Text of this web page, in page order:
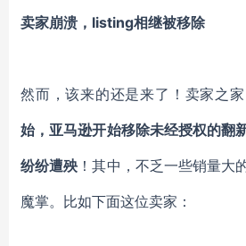
卖家崩溃，listing相继被移除
然而，该来的还是来了！卖家之家
始，亚马逊开始移除未经授权的翻
纷纷遭殃 ！其中，不乏一些销量大
魔掌。比如下面这位卖家：